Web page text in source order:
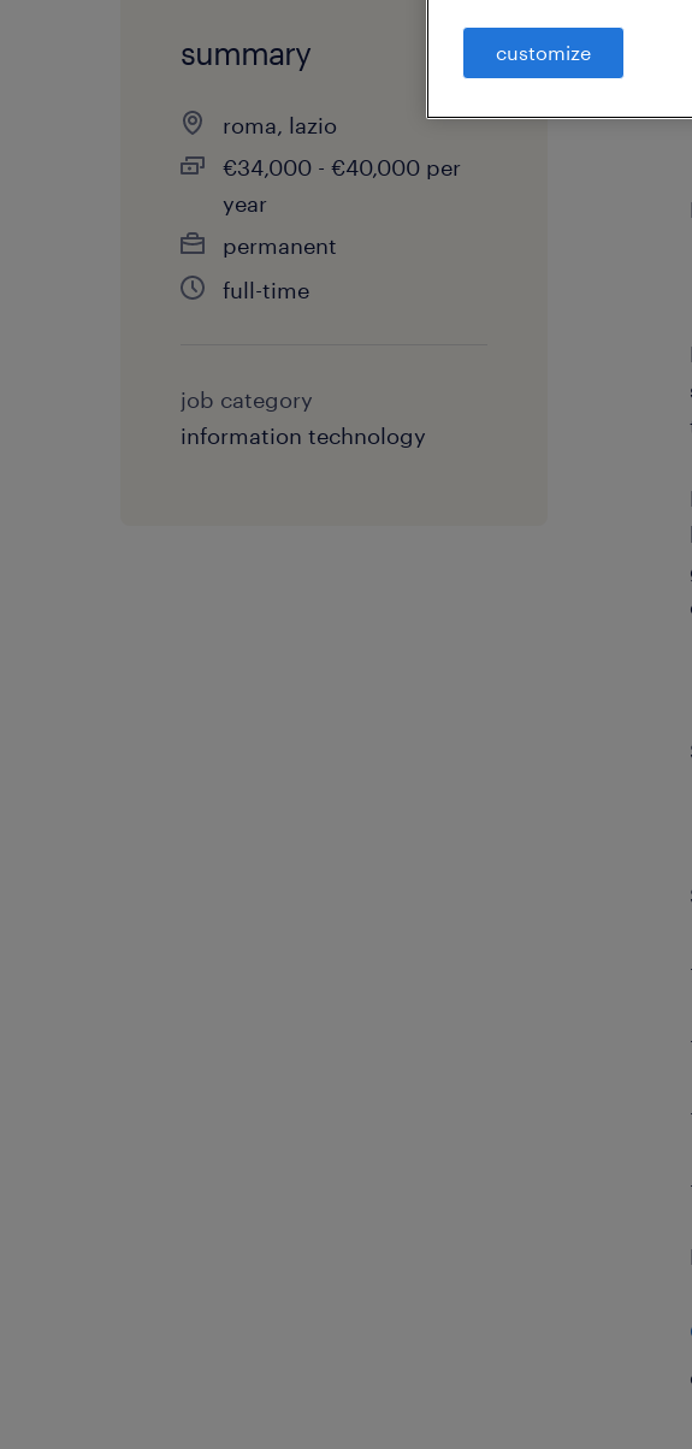
summary
roma, lazio
€34,000 - €40,000 per
year
permanent
full-time
job category
information technology
customize